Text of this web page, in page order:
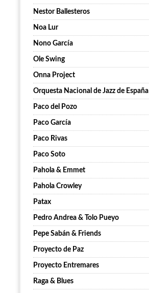
Nestor Ballesteros
Noa Lur
Nono García
Ole Swing
Onna Project
Orquesta Nacional de Jazz de España
Paco del Pozo
Paco García
Paco Rivas
Paco Soto
Pahola & Emmet
Pahola Crowley
Patax
Pedro Andrea & Tolo Pueyo
Pepe Sabán & Friends
Proyecto de Paz
Proyecto Entremares
Raga & Blues